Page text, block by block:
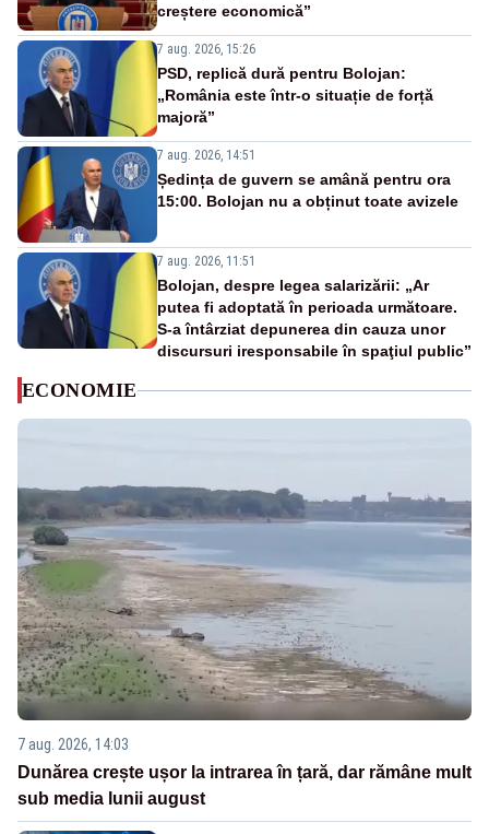
creștere economică”
7 aug. 2026, 15:26
PSD, replică dură pentru Bolojan:
„România este într-o situație de forță
majoră”
7 aug. 2026, 14:51
Ședința de guvern se amână pentru ora
15:00. Bolojan nu a obținut toate avizele
7 aug. 2026, 11:51
Bolojan, despre legea salarizării: „Ar
putea fi adoptată în perioada următoare.
S-a întârziat depunerea din cauza unor
discursuri iresponsabile în spaţiul public”
ECONOMIE
7 aug. 2026, 14:03
Dunărea crește ușor la intrarea în țară, dar rămâne mult
sub media lunii august